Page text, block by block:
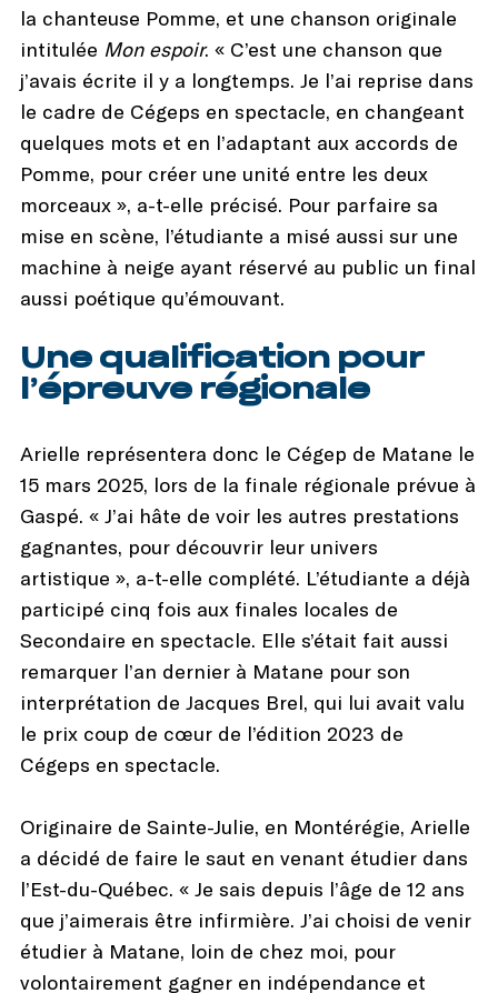
la chanteuse Pomme, et une chanson originale
intitulée Mon espoir. « C’est une chanson que
j’avais écrite il y a longtemps. Je l’ai reprise dans
le cadre de Cégeps en spectacle, en changeant
quelques mots et en l’adaptant aux accords de
Pomme, pour créer une unité entre les deux
morceaux », a-t-elle précisé. Pour parfaire sa
mise en scène, l’étudiante a misé aussi sur une
machine à neige ayant réservé au public un final
aussi poétique qu’émouvant.
Une qualification pour
l’épreuve régionale
Arielle représentera donc le Cégep de Matane le
15 mars 2025, lors de la finale régionale prévue à
Gaspé. « J’ai hâte de voir les autres prestations
gagnantes, pour découvrir leur univers
artistique », a-t-elle complété. L’étudiante a déjà
participé cinq fois aux finales locales de
Secondaire en spectacle. Elle s’était fait aussi
remarquer l’an dernier à Matane pour son
interprétation de Jacques Brel, qui lui avait valu
le prix coup de cœur de l’édition 2023 de
Cégeps en spectacle.
Originaire de Sainte-Julie, en Montérégie, Arielle
a décidé de faire le saut en venant étudier dans
l’Est-du-Québec. « Je sais depuis l’âge de 12 ans
que j’aimerais être infirmière. J’ai choisi de venir
étudier à Matane, loin de chez moi, pour
volontairement gagner en indépendance et